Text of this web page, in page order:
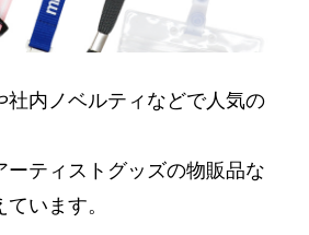
社内ノベルティなどで人気の
ーティストグッズの物販品な
います。